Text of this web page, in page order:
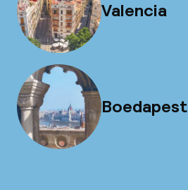
Valencia
Boedapest